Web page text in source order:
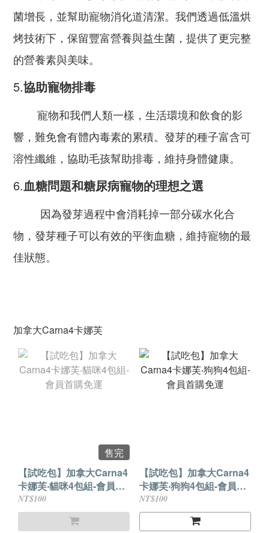
菌增長，並幫助寵物消化道清潔。我們透過低溫烘
烤技術下，保留豐富營養與益生菌，提供了更完整
的營養素與美味。
5.協助寵物排毒
寵物和我們人類一樣，生活環境和飲食的影
響，難免會有體內毒素的累積。發芽的種子富含可
溶性纖維，協助毛孩幫助排毒，維持身體健康。
6.血糖問題和糖尿病寵物的理想之選
因為發芽過程中會消耗掉一部分碳水化合
物，發芽種子可以有效的平衡血糖，維持寵物的最
佳狀態。
加拿大Carna4卡娜芙
售完
【試吃包】加拿大Carna4
卡娜芙‧貓咪4包組-會員首
購免運
NT$100
【試吃包】加拿大Carna4
卡娜芙‧狗狗4包組-會員首
購免運
NT$100